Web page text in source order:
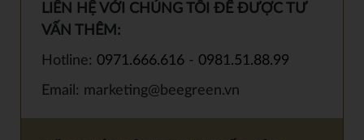
LIÊN HỆ VỚI CHÚNG TÔI ĐỂ ĐƯỢC TƯ
VẤN THÊM:
Hotline: 0971.666.616 - 0981.51.88.99
Email: marketing@beegreen.vn